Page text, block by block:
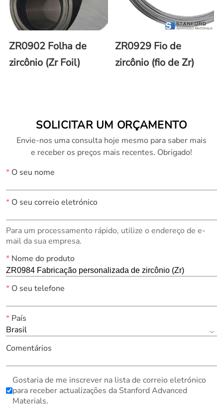
ZR0902 Folha de
zircônio (Zr Foil)
ZR0929 Fio de
zircônio (fio de Zr)
SOLICITAR UM ORÇAMENTO
Envie-nos uma consulta hoje mesmo para saber mais
e receber os preços mais recentes. Obrigado!
*O seu nome
*O seu correio eletrónico
Para um processamento rápido, utilize o endereço de e-
mail da sua empresa.
*Nome do produto
*O seu telefone
*País
Brasil
Comentários
Gostaria de me inscrever na lista de correio eletrónico
para receber actualizações da Stanford Advanced
Materials.